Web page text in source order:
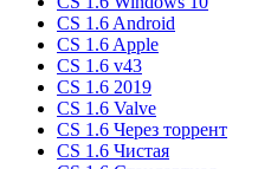
CS 1.6 Android
CS 1.6 Apple
CS 1.6 v43
CS 1.6 2019
CS 1.6 Valve
CS 1.6 Через торрент
CS 1.6 Чистая